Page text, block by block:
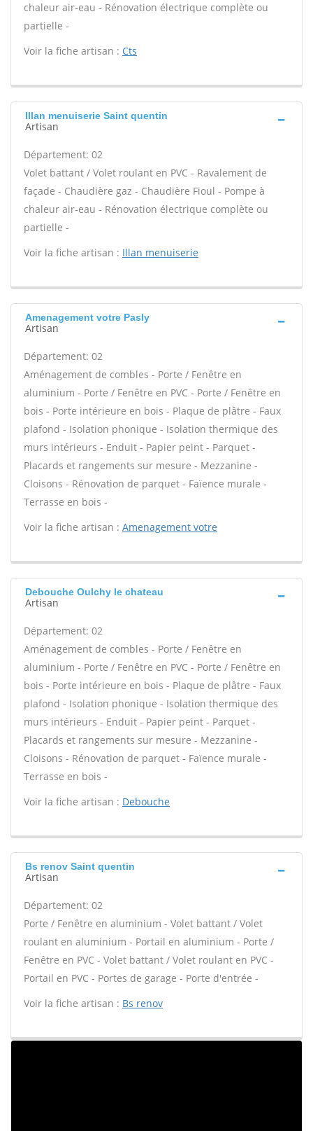
chaleur air-eau - Rénovation électrique complète ou
partielle -
Voir la fiche artisan : Cts
Illan menuiserie Saint quentin
Artisan
Département: 02
Volet battant / Volet roulant en PVC - Ravalement de
façade - Chaudière gaz - Chaudière Fioul - Pompe à
chaleur air-eau - Rénovation électrique complète ou
partielle -
Voir la fiche artisan : Illan menuiserie
Amenagement votre Pasly
Artisan
Département: 02
Aménagement de combles - Porte / Fenêtre en
aluminium - Porte / Fenêtre en PVC - Porte / Fenêtre en
bois - Porte intérieure en bois - Plaque de plâtre - Faux
plafond - Isolation phonique - Isolation thermique des
murs intérieurs - Enduit - Papier peint - Parquet -
Placards et rangements sur mesure - Mezzanine -
Cloisons - Rénovation de parquet - Faïence murale -
Terrasse en bois -
Voir la fiche artisan : Amenagement votre
Debouche Oulchy le chateau
Artisan
Département: 02
Aménagement de combles - Porte / Fenêtre en
aluminium - Porte / Fenêtre en PVC - Porte / Fenêtre en
bois - Porte intérieure en bois - Plaque de plâtre - Faux
plafond - Isolation phonique - Isolation thermique des
murs intérieurs - Enduit - Papier peint - Parquet -
Placards et rangements sur mesure - Mezzanine -
Cloisons - Rénovation de parquet - Faïence murale -
Terrasse en bois -
Voir la fiche artisan : Debouche
Bs renov Saint quentin
Artisan
Département: 02
Porte / Fenêtre en aluminium - Volet battant / Volet
roulant en aluminium - Portail en aluminium - Porte /
Fenêtre en PVC - Volet battant / Volet roulant en PVC -
Portail en PVC - Portes de garage - Porte d'entrée -
Voir la fiche artisan : Bs renov